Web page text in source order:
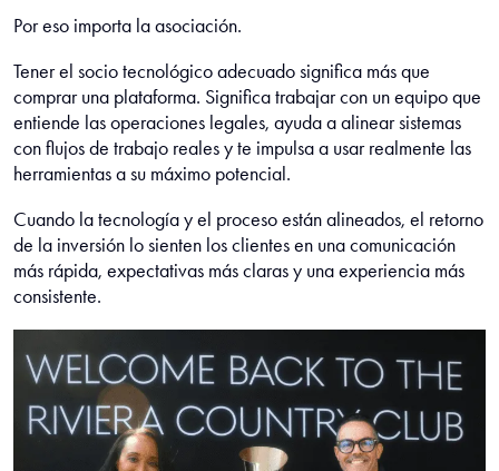
Por eso importa la asociación.
Tener el socio tecnológico adecuado significa más que
comprar una plataforma. Significa trabajar con un equipo que
entiende las operaciones legales, ayuda a alinear sistemas
con flujos de trabajo reales y te impulsa a usar realmente las
herramientas a su máximo potencial.
Cuando la tecnología y el proceso están alineados, el retorno
de la inversión lo sienten los clientes en una comunicación
más rápida, expectativas más claras y una experiencia más
consistente.